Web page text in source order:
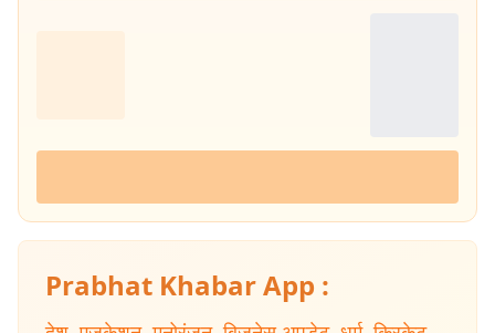
Prabhat Khabar App :